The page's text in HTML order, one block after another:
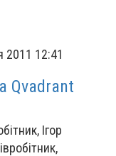
2011 12:41
Qvadrant
Ігор